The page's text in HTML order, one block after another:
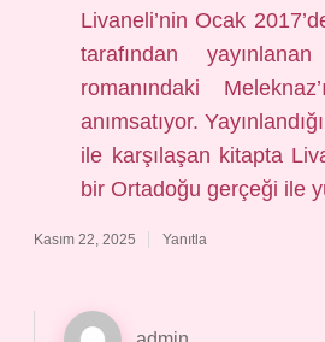
Livaneli’nin Ocak
tarafından
romanındaki
anımsatıyor.
ile karşılaşan kitapta
bir Ortadoğu gerçeği ile
Kasım 22, 2025 Yanıtla